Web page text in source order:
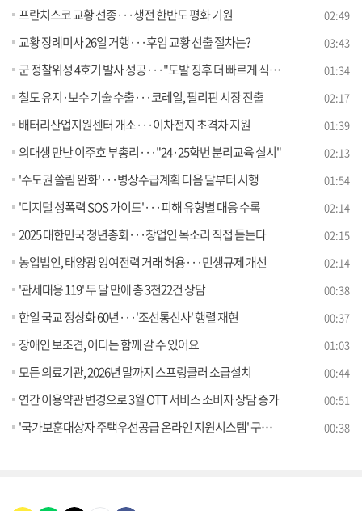
프란치스코 교황 선종···생전 한반도 평화 기원 02:49
교황 장례미사 26일 거행···후임 교황 선출 절차는? 03:43
군 정찰위성 4호기 발사 성공···"도발 징후 더 빠르게 식별" 01:34
철도 유지·보수 기술 수출···코레일, 필리핀 시장 진출 02:17
배터리산업지원센터 개소···이차전지 초격차 지원 01:39
의대생 만난 이주호 부총리···"24·25학번 분리교육 실시" 02:13
'수도권 쏠림 완화'···병상수급계획 다음 달부터 시행 01:54
'디지털 성폭력 SOS 가이드'···피해 유형별 대응 수록 02:14
2025 대한민국 청년총회···창업인 목소리 직접 듣는다 02:15
농업법인, 태양광 잉여전력 거래 허용···민생규제 개선 02:14
'관세대응 119' 두 달 만에 총 3천22건 상담 00:38
한일 국교 정상화 60년···'조선통신사' 행렬 재현 00:37
장애인 보조견, 어디든 함께 갈 수 있어요 01:03
모든 의료기관, 2026년 말까지 스프링클러 소급설치 00:44
연간 이용약관 변경으로 3월 OTT 서비스 소비자 상담 증가 00:51
'국가보훈대상자 주택우선공급 온라인 지원시스템' 구축 추진 00:38